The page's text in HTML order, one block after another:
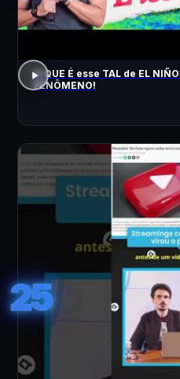
O QUE É esse TAL de EL
FENÔMENO!
25